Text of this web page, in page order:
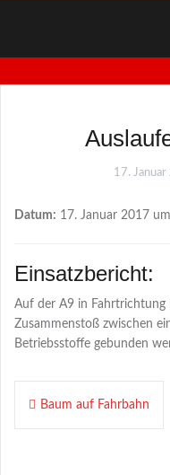
17.
Datum: 17. Januar 2017
Einsatzbericht:
Auf der A9 in Fahrtrichtung
Zusammenstoß zwischen
Betriebsstoffe gebunden
Baum auf Fahrbahn